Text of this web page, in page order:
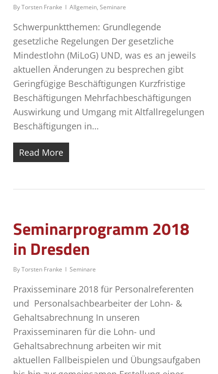
ByTorsten Franke Allgemein, Seminare
Schwerpunktthemen: Grundlegende
gesetzliche Regelungen Der gesetzliche
Mindestlohn (MiLoG) UND, was es an jeweils
aktuellen Änderungen zu besprechen gibt
Geringfügige Beschäftigungen Kurzfristige
Beschäftigungen Mehrfachbeschäftigungen
Auswirkung und Umgang mit Altfallregelungen
Beschäftigungen in…
Read More
Seminarprogramm 2018
in Dresden
ByTorsten Franke Seminare
Praxisseminare 2018 für Personalreferenten
und Personalsachbearbeiter der Lohn- &
Gehaltsabrechnung In unseren
Praxisseminaren für die Lohn- und
Gehaltsabrechnung arbeiten wir mit
aktuellen Fallbeispielen und Übungsaufgaben